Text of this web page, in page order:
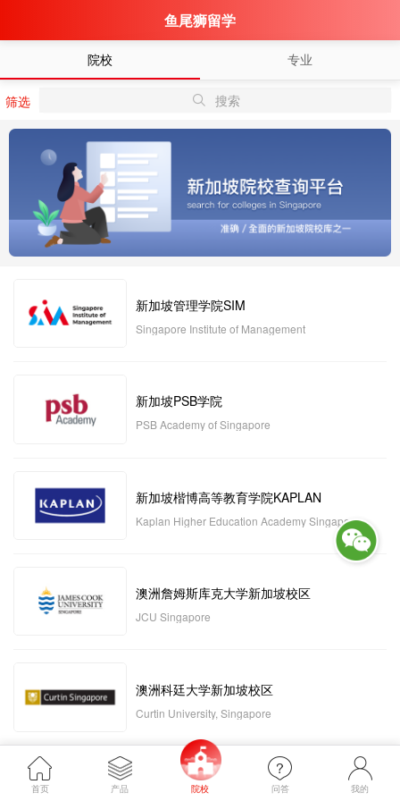
鱼尾狮留学
院校 专业
筛选 搜索
新加坡管理学院SIM
Singapore Institute of Management
新加坡PSB学院
PSB Academy of Singapore
新加坡楷博高等教育学院KAPLAN
Kaplan Higher Education Academy Singapore
澳洲詹姆斯库克大学新加坡校区
JCU Singapore
澳洲科廷大学新加坡校区
Curtin University, Singapore
新加坡管理发展学院MDIS
首页 产品 院校 问答 我的